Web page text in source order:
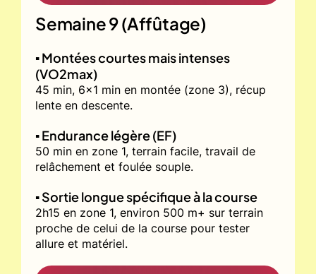
Semaine 9 (Affûtage)
▪️ Montées courtes mais intenses
(VO2max)
45 min, 6x1 min en montée (zone 3), récup
lente en descente.
▪️ Endurance légère (EF)
50 min en zone 1, terrain facile, travail de
relâchement et foulée souple.
▪️ Sortie longue spécifique à la course
2h15 en zone 1, environ 500 m+ sur terrain
proche de celui de la course pour tester
allure et matériel.